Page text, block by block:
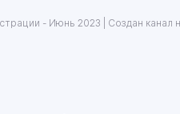
- Июнь 2023 | Создан